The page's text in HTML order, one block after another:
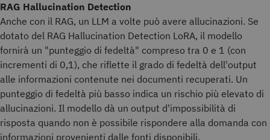
RAG Hallucination Detection
Anche con il RAG, un LLM a volte può avere allucinazioni. Se
dotato del RAG Hallucination Detection LoRA, il modello
fornirà un "punteggio di fedeltà" compreso tra 0 e 1 (con
incrementi di 0,1), che riflette il grado di fedeltà dell'output
alle informazioni contenute nei documenti recuperati. Un
punteggio di fedeltà più basso indica un rischio più elevato di
allucinazioni. Il modello dà un output d'impossibilità di
risposta quando non è possibile rispondere alla domanda con
informazioni provenienti dalle fonti disponibili.